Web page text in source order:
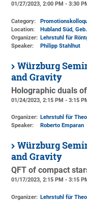
01/27/2023, 2:00 PM - 3:30
Category:
Location:
Hubland Süd,
Organizer: Lehrstuhl für
Speaker:
Philipp Stahlhut
Würzburg
and Gravity
Holographic duals
01/24/2023, 2:15 PM - 3:15
Organizer: Lehrstuhl für
Speaker:
Roberto Emparan
Würzburg
and Gravity
QFT of compact
01/17/2023, 2:15 PM - 3:15
Organizer: Lehrstuhl für